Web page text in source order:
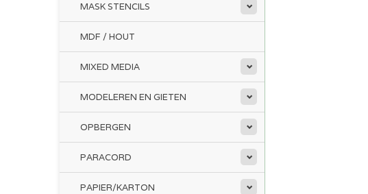
MASK STENCILS
MDF / HOUT
MIXED MEDIA
MODELEREN EN GIETEN
OPBERGEN
PARACORD
PAPIER/KARTON